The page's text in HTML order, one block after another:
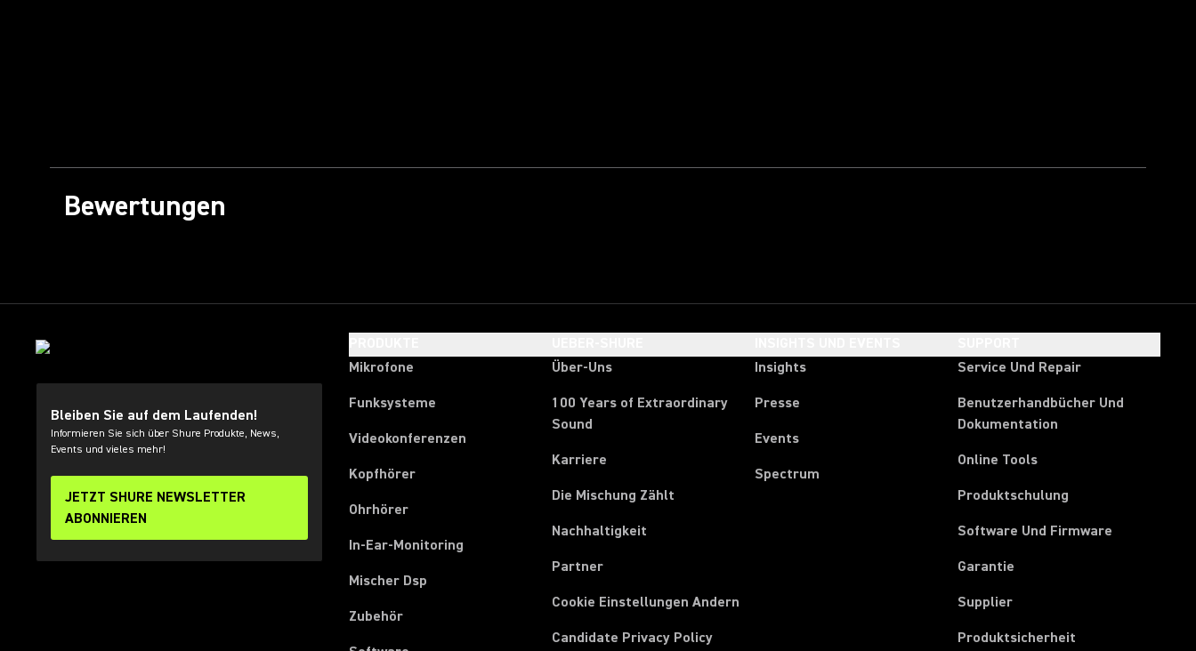
Bewertungen
Bleiben Sie auf dem Laufenden!
Informieren Sie sich über Shure Produkte, News,
Events und vieles mehr!
JETZT SHURE NEWSLETTER
ABONNIEREN
Mikrofone
Funksysteme
Videokonferenzen
Kopfhörer
Ohrhörer
In-Ear-Monitoring
Mischer Dsp
Zubehör
Über-Uns
100 Years of Extraordinary
Sound
Karriere
Die Mischung Zählt
Nachhaltigkeit
Partner
Cookie Einstellungen Andern
Candidate Privacy Policy
Insights
Presse
Events
Spectrum
Service Und Repair
Benutzerhandbücher Und
Dokumentation
Online Tools
Produktschulung
Software Und Firmware
Garantie
Supplier(Opens in a new tab)
Produktsicherheit